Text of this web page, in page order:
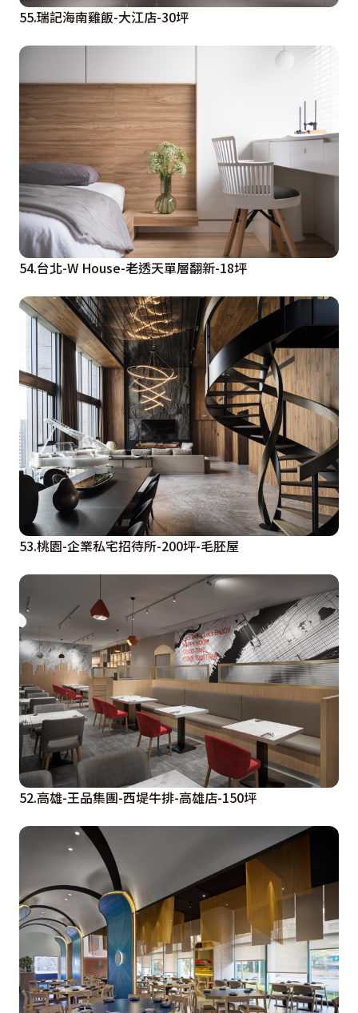
55.瑞記海南雞飯-大江店-30坪
54.台北-W House-老透天單層翻新-18坪
53.桃園-企業私宅招待所-200坪-毛胚屋
52.高雄-王品集團-西堤牛排-高雄店-150坪